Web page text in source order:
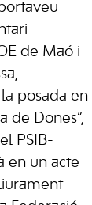
de Maó i
posada en
de Dones”,
PSIB-
en un acte